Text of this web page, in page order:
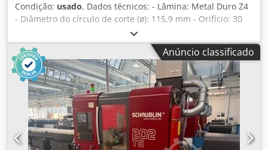
Condição: usado, Dados técnicos: - Lâmina: Metal Duro Z4
- Diâmetro do círculo de corte (ø): 115,9 mm - Orifício: 30
mm - Comprimento: 5,5 mm - Material: Aço - Marcação:
MAN Csdjzryb Aepfx An Isha
Anúncio classificado